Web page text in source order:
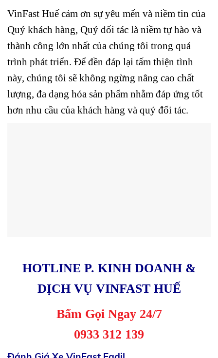
VinFast Huế cảm ơn sự yêu mến và niềm tin của
Quý khách hàng, Quý đối tác là niềm tự hào và
thành công lớn nhất của chúng tôi trong quá
trình phát triển. Để đền đáp lại tấm thiện tình
này, chúng tôi sẽ không ngừng nâng cao chất
lượng, đa dạng hóa sản phẩm nhằm đáp ứng tốt
hơn nhu cầu của khách hàng và quý đối tác.
HOTLINE P. KINH DOANH &
DỊCH VỤ VINFAST HUẾ
Bấm Gọi Ngay 24/7
0933 312 139